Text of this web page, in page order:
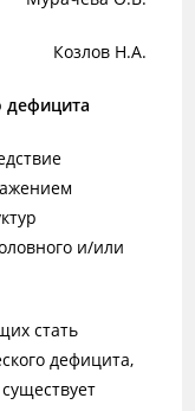
Козлов Н.А.
дефицита
и/или
стать
дефицита,